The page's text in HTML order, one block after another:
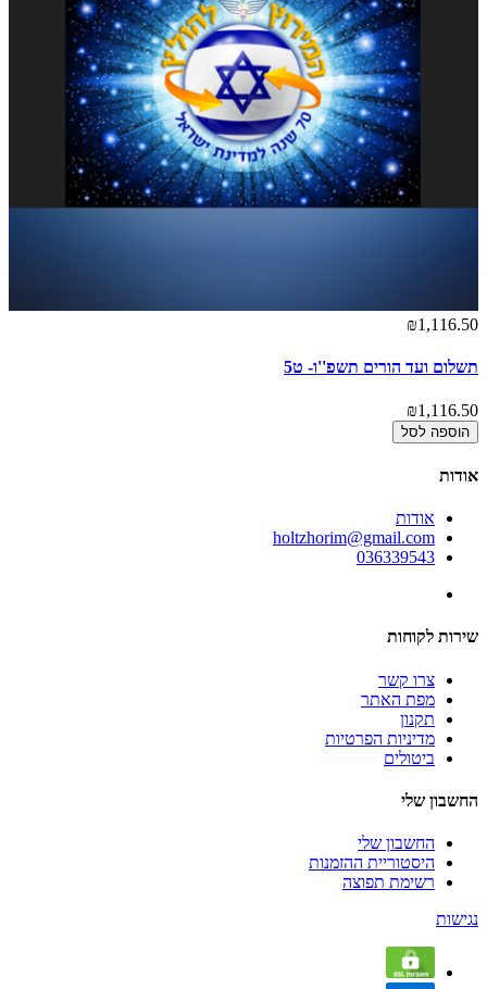
₪1,116.50
תשלום ועד הורים תשפ''ו- ט5
₪1,116.50
הוספה לסל
אודות
אודות
holtzhorim@gmail.com
036339543
שירות לקוחות
צרו קשר
מפת האתר
תקנון
מדיניות הפרטיות
ביטולים
החשבון שלי
החשבון שלי
היסטוריית ההזמנות
רשימת תפוצה
נגישות